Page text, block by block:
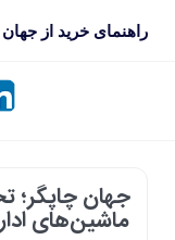
راهنمای خرید از جهان
جهان چاپگر؛
ماشین‌های